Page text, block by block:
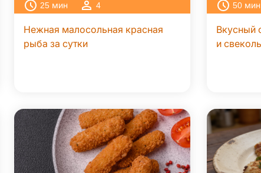
25 мин 4
Нежная малосольная красная
рыба за сутки
50 мин
Вкусный
и